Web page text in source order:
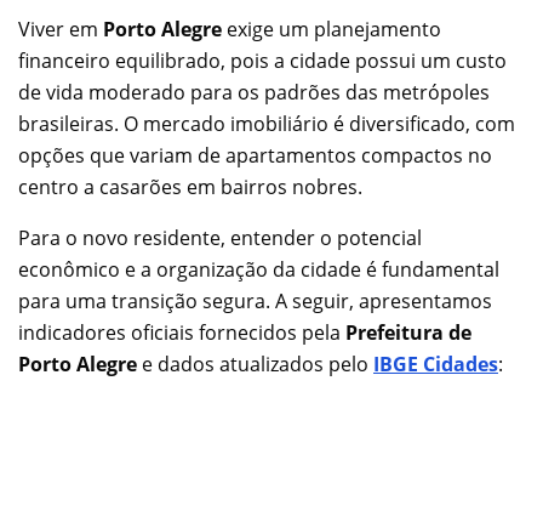
Viver em Porto Alegre exige um planejamento
financeiro equilibrado, pois a cidade possui um custo
de vida moderado para os padrões das metrópoles
brasileiras. O mercado imobiliário é diversificado, com
opções que variam de apartamentos compactos no
centro a casarões em bairros nobres.
Para o novo residente, entender o potencial
econômico e a organização da cidade é fundamental
para uma transição segura. A seguir, apresentamos
indicadores oficiais fornecidos pela Prefeitura de
Porto Alegre e dados atualizados pelo IBGE Cidades: